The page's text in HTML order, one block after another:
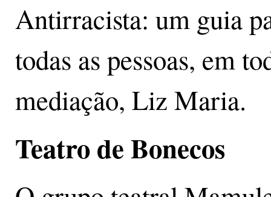
Antirracista: um guia
todas as pessoas, em
mediação, Liz Maria.
Teatro de Bonecos